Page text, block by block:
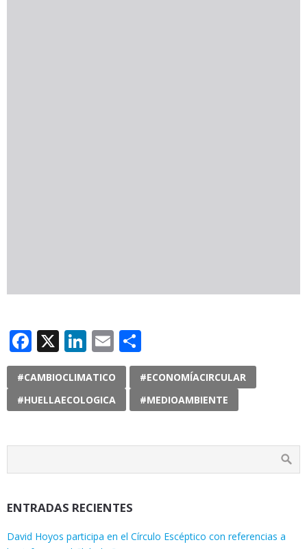
Facebook
X LinkedIn
Email
#CAMBIOCLIMATICO
#ECONOMÍACIRCULAR
#HUELLAECOLOGICA
#MEDIOAMBIENTE
ENTRADAS RECIENTES
David Hoyos participa en el Círculo Escéptico con referencias a